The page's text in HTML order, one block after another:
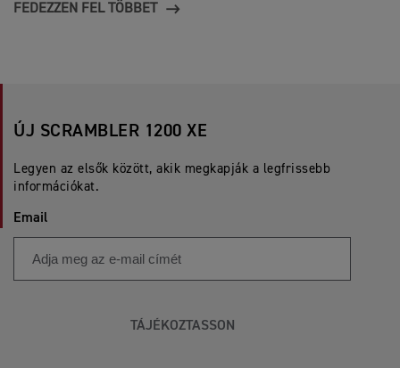
FEDEZZEN FEL TÖBBET
ÚJ SCRAMBLER 1200 XE
Legyen az elsők között, akik megkapják a legfrissebb
információkat.
Email
TÁJÉKOZTASSON